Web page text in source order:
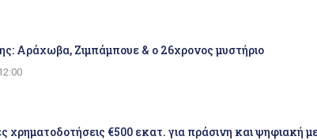
Αράχωβα, Ζιμπάμπουε & ο 26χρονος μυστήριο
χρηματοδοτήσεις €500 εκατ. για πράσινη και ψηφιακή